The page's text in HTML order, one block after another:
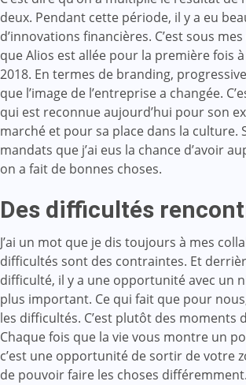
deux. Pendant cette période, il y a eu
d’innovations financières. C’est sous
que Alios est allée pour la première fois
2018. En termes de branding,
que l’image de l’entreprise a changée.
qui est reconnue aujourd’hui pour son
marché et pour sa place dans la culture.
mandats que j’ai eus la chance d’avoir
on a fait de bonnes choses.
Des difficultés
J’ai un mot que je dis toujours à mes
difficultés sont des contraintes. Et
difficulté, il y a une opportunité avec un
plus important. Ce qui fait que pour
les difficultés. C’est plutôt des moments
Chaque fois que la vie vous montre un
c’est une opportunité de sortir de votre
de pouvoir faire les choses différemment.